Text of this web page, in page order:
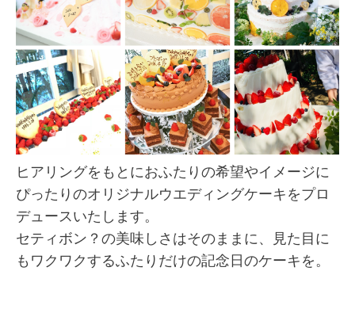
ヒアリングをもとにおふたりの希望やイメージに
ぴったりのオリジナルウエディングケーキをプロ
デュースいたします。
セティボン？の美味しさはそのままに、見た目に
もワクワクするふたりだけの記念日のケーキを。